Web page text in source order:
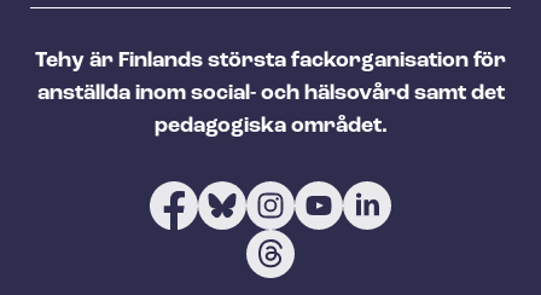
Tehy är Finlands största fackorganisation för
anställda inom social- och hälsovård samt det
pedagogiska området.